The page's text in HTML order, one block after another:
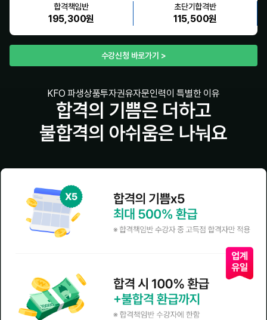
합격책임반
195,300원
초단기합격반
115,500원
수강신청 바로가기 >
KFO 파생상품투자권유자문인력이 특별한 이유
합격의 기쁨은 더하고
불합격의 아쉬움은 나눠요